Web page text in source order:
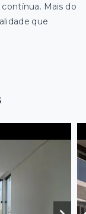
Mais do
que